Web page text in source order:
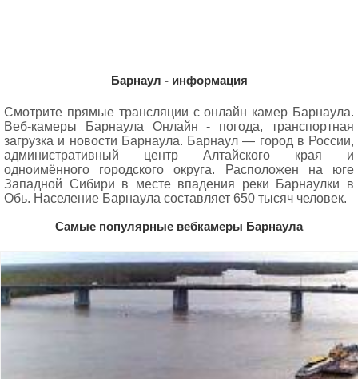
Барнаул - информация
Смотрите прямые трансляции с онлайн камер Барнаула.
Веб-камеры Барнаула Oнлайн - погода, транспортная
загрузка и новости Барнаула. Барнаул — город в России,
административный центр Алтайского края и
одноимённого городского округа. Расположен на юге
Западной Сибири в месте впадения реки Барнаулки в
Обь. Население Барнаула составляет 650 тысяч человек.
Самые популярные вебкамеры Барнаула